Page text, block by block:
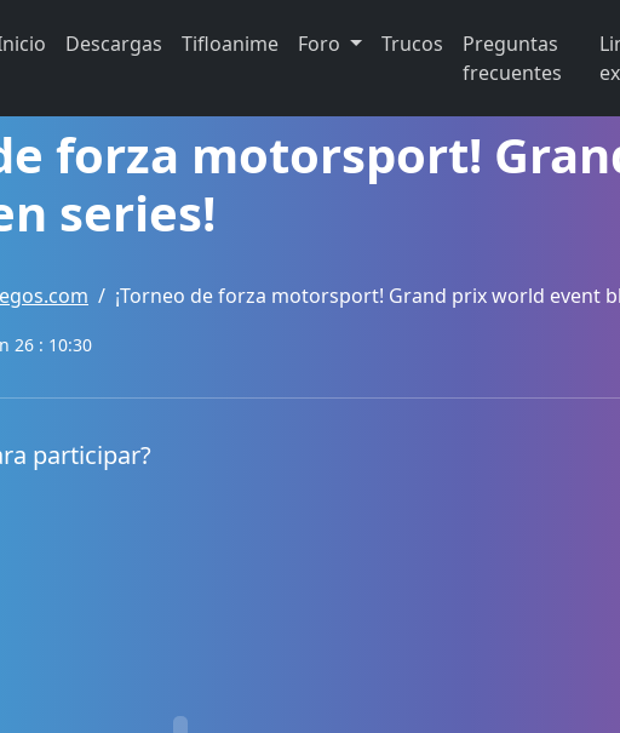
Descargas Tifloanime Foro Trucos
Preguntas
frecuentes
forza motorsport!
series!
¡Torneo de forza motorsport! Grand prix world event
26 : 10:30
participar?